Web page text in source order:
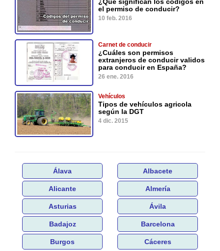
el permiso de conducir?
10 feb. 2016
Carnet de conducir
¿Cuáles son permisos
extranjeros de conducir validos
para conducir en España?
26 ene. 2016
Vehículos
Tipos de vehículos agricola
según la DGT
4 dic. 2015
Álava Albacete
Alicante Almería
Asturias Ávila
Badajoz Barcelona
Burgos Cáceres